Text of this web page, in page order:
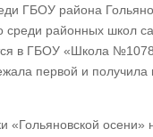
ГБОУ района
среди районных школ
в ГБОУ «Школа
первой и получила
«Гольяновской осени»